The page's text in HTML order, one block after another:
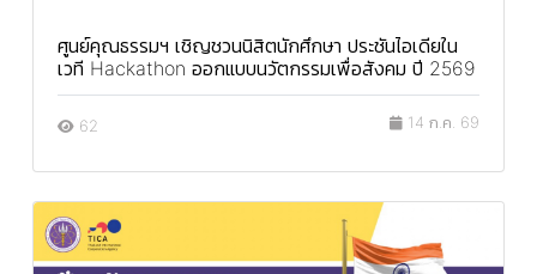
ศูนย์คุณธรรมฯ เชิญชวนนิสิตนักศึกษา ประชันไอเดียใน
เวที Hackathon ออกแบบนวัตกรรมเพื่อสังคม ปี 2569
62 14 ก.ค. 69